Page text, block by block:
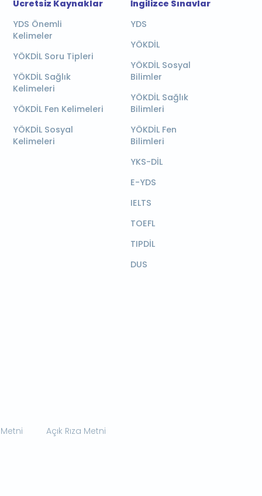
Ücretsiz Kaynaklar
YDS Önemli
Kelimeler
YÖKDİL Soru Tipleri
YÖKDİL Sağlık
Kelimeleri
YÖKDİL Fen Kelimeleri
YÖKDİL Sosyal
Kelimeleri
İngilizce Sınavlar
YDS
YÖKDİL
YÖKDİL Sosyal
Bilimler
YÖKDİL Sağlık
Bilimleri
YÖKDİL Fen
Bilimleri
YKS-DİL
E-YDS
IELTS
TOEFL
TIPDİL
DUS
Açık Rıza Metni